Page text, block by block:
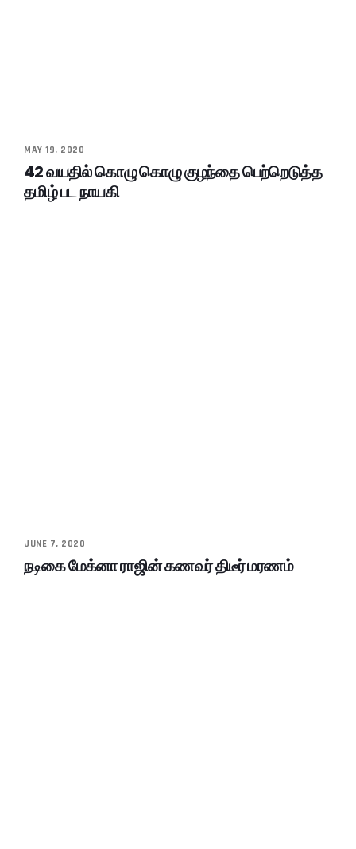
MAY 19, 2020
42 வயதில் கொழு கொழு குழந்தை பெற்றெடுத்த
தமிழ் பட நாயகி
JUNE 7, 2020
நடிகை மேக்னா ராஜின் கணவர் திடீர் மரணம்